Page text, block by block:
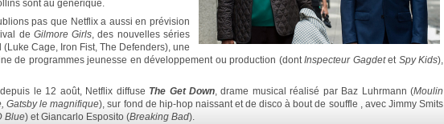
sont au générique.
pas que Netflix a aussi en prévision
de Gilmore Girls, des nouvelles séries
(Luke Cage, Iron Fist, The Defenders), une
de programmes jeunesse en développement ou production (dontInspecteur Gagdetet Spy Kids),
le 12 août, Netflix diffuse The Get Down, drame musical réalisé par Baz Luhrmann (Moulin
Gatsby le magnifique), sur fond de hip-hop naissant et de disco à bout de souffle , avec Jimmy Smits
Blue) et Giancarlo Esposito (Breaking Bad).